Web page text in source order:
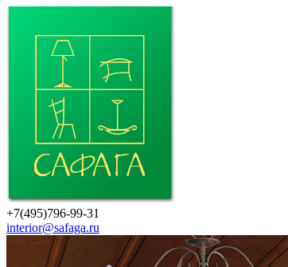
+7(495)796-99-31
interior@safaga.ru